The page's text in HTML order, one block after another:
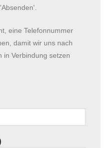
eine Telefonnummer
damit wir uns nach
in Verbindung setzen